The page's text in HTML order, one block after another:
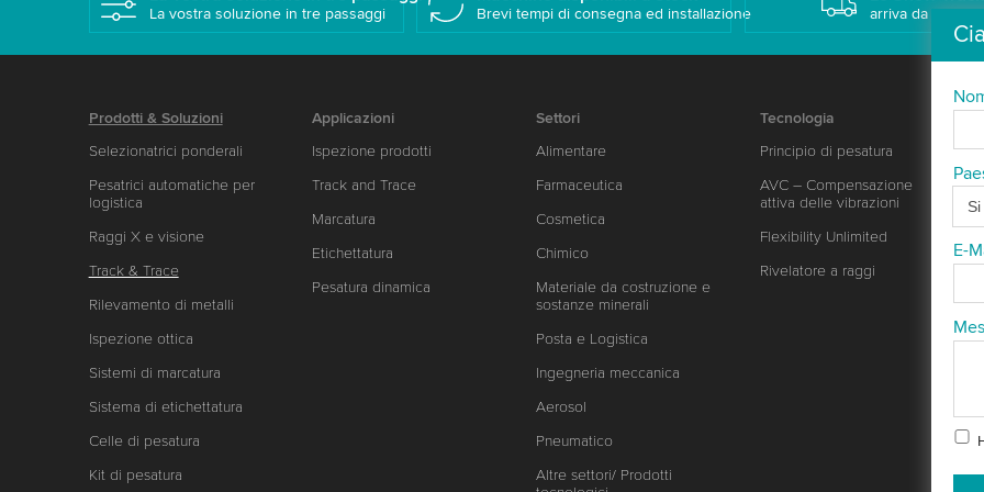
E-
La vostra soluzione in tre passaggi Brevi tempi di consegna ed installazione arriva da te!
Prodotti & Soluzioni
Selezionatrici ponderali
Pesatrici automatiche per
logistica
Raggi X e visione
Track & Trace
Rilevamento di metalli
Ispezione ottica
Sistemi di marcatura
Sistema di etichettatura
Celle di pesatura
Kit di pesatura
Applicazioni
Ispezione prodotti
Track and Trace
Marcatura
Etichettatura
Pesatura dinamica
Settori
Alimentare
Farmaceutica
Cosmetica
Chimico
Materiale da costruzione e
sostanze minerali
Posta e Logistica
Ingegneria meccanica
Aerosol
Pneumatico
Altre settori/ Prodotti
Tecnologia
Principio di pesatura
AVC – Compensazione
attiva delle vibrazioni
Flexibility Unlimited
Rivelatore a raggi